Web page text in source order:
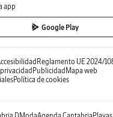
app
Google Play
Reglamento UE 2024/
Publicidad Mapa web
Política de cookies